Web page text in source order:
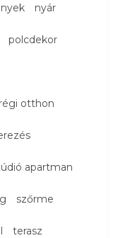
nyár
polcdekor
régi otthon
apartman
szőrme
terasz